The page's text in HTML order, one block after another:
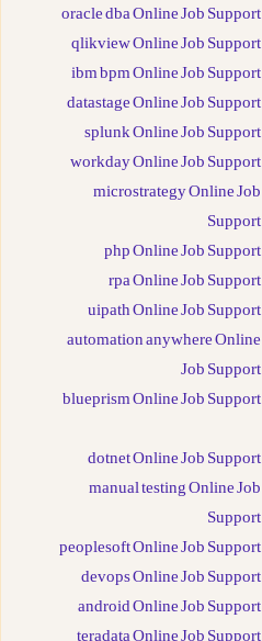
oracle dba Online Job Support
qlikview Online Job Support
ibm bpm Online Job Support
datastage Online Job Support
splunk Online Job Support
workday Online Job Support
microstrategy Online Job
Support
php Online Job Support
rpa Online Job Support
uipath Online Job Support
automation anywhere Online
Job Support
blueprism Online Job Support
dotnet Online Job Support
manual testing Online Job
Support
peoplesoft Online Job Support
devops Online Job Support
android Online Job Support